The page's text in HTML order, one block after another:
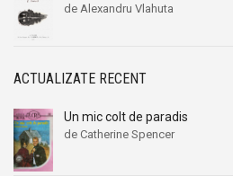
Alexandru Elian
Alexandru I. Gonta
Alexandru Madgearu
Alexandru Mitru
Alexandru Tanase
Alexandru Vianu
Alexandru Elian
Alexandru I. Gonta
Alexandru Madgearu
Alexandru Mitru
Alexandru Tanase
Alexandru Vianu
de Alexandru Vlahuta
ACTUALIZATE RECENT
Un mic colt de paradis
de Catherine Spencer